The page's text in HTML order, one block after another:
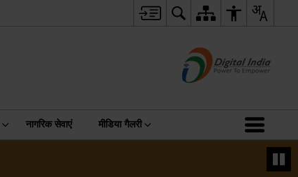
नागरिक सेवाएं मीडिया गैलरी